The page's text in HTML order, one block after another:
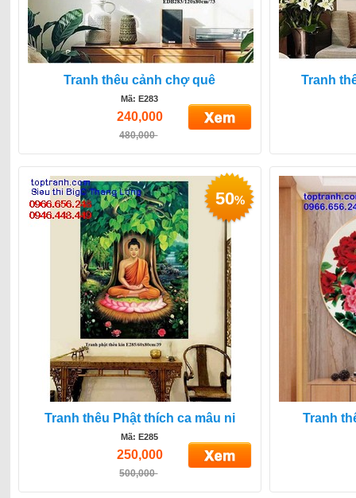
Tranh thêu cảnh chợ quê
Mã: E283
240,000
480,000
Tranh
Tranh thêu Phật thích ca mâu ni
Mã: E285
250,000
500,000
50%
Tranh